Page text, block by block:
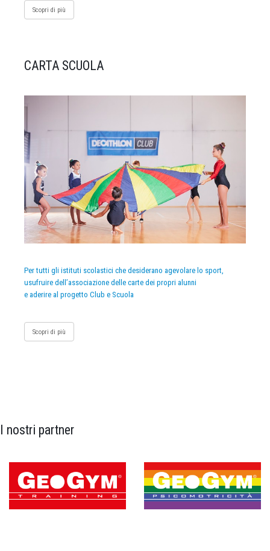
Scopri di più
CARTA SCUOLA
Per tutti gli istituti scolastici che desiderano agevolare lo sport,
usufruire dell’associazione delle carte dei propri alunni
e aderire al progetto Club e Scuola
Scopri di più
I nostri partner